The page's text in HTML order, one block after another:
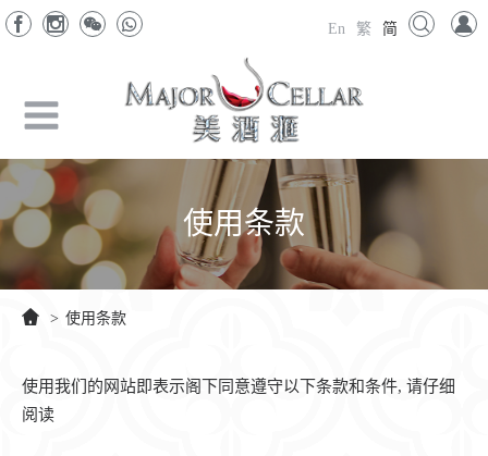
En 繁 简
使用条款
> 使用条款
使用我们的网站即表示阁下同意遵守以下条款和条件, 请仔细
阅读